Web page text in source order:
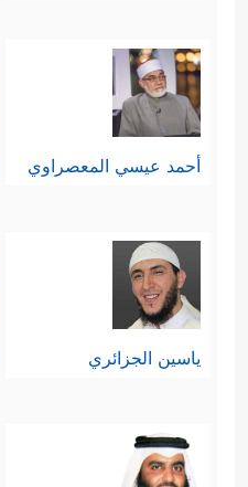
أحمد عيسي المعصراوي
ياسين الجزائري